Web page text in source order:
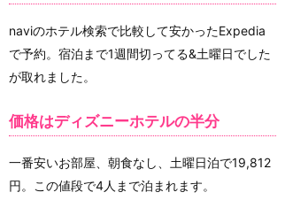
naviのホテル検索で比較して安かったExpedia
で予約。宿泊まで1週間切ってる&土曜日でした
が取れました。
価格はディズニーホテルの半分
一番安いお部屋、朝食なし、土曜日泊で19,812
円。この値段で4人まで泊まれます。